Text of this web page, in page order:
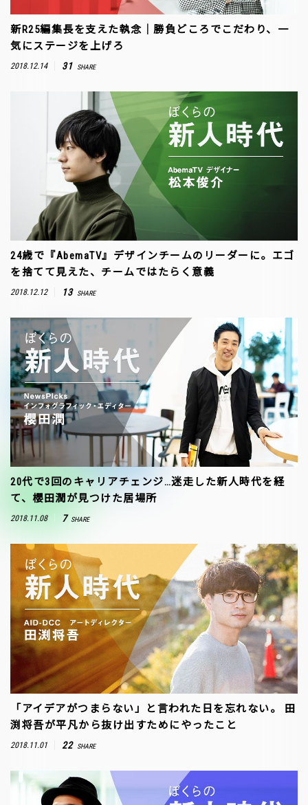
新R25編集長を支えた執念｜勝負どころでこだわり、一
気にステージを上げろ
2018.12.14 31 SHARE
24歳で『AbemaTV』デザインチームのリーダーに。エゴ
を捨てて見えた、チームではたらく意義
2018.12.12 13 SHARE
20代で3回のキャリアチェンジ…迷走した新人時代を経
て、櫻田潤が見つけた居場所
2018.11.08 7 SHARE
「アイデアがつまらない」と言われた日を忘れない。 田
渕将吾が平凡から抜け出すためにやったこと
2018.11.01 22 SHARE